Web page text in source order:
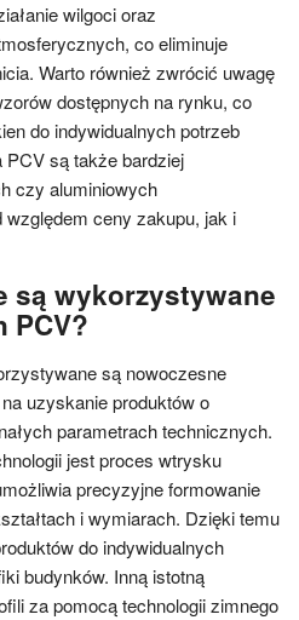
wilgoci oraz
co eliminuje
Warto również zwrócić uwagę
dostępnych na rynku, co
do indywidualnych potrzeb
są także bardziej
czy aluminiowych
ceny zakupu, jak i
są wykorzystywane
PCV?
są nowoczesne
uzyskanie produktów o
parametrach technicznych.
jest proces wtrysku
precyzyjne formowanie
i wymiarach. Dzięki temu
do indywidualnych
budynków. Inną istotną
za pomocą technologii zimnego